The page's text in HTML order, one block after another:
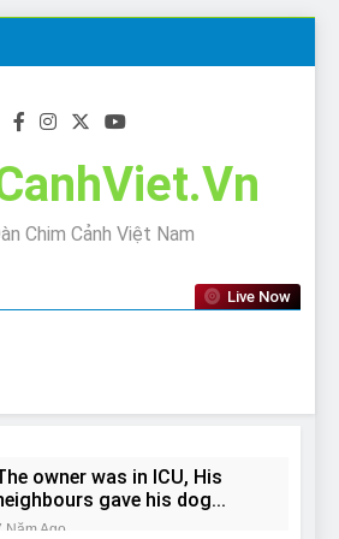
Chim Cảnh Việt Nam
Live Now
owner was in ICU, His
gave his dog
Năm Ago